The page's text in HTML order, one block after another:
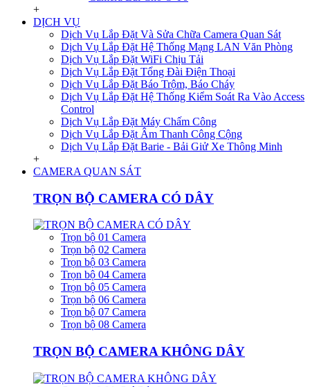
+
DỊCH VỤ
Dịch Vụ Lắp Đặt Và Sửa Chữa Camera Quan Sát
Dịch Vụ Lắp Đặt Hệ Thống Mạng LAN Văn Phòng
Dịch Vụ Lắp Đặt WiFi Chịu Tải
Dịch Vụ Lắp Đặt Tổng Đài Điện Thoại
Dịch Vụ Lắp Đặt Báo Trộm, Báo Cháy
Dịch Vụ Lắp Đặt Hệ Thống Kiểm Soát Ra Vào Access
Control
Dịch Vụ Lắp Đặt Máy Chấm Công
Dịch Vụ Lắp Đặt Âm Thanh Công Cộng
Dịch Vụ Lắp Đặt Barie - Bải Giử Xe Thông Minh
+
CAMERA QUAN SÁT
TRỌN BỘ CAMERA CÓ DÂY
Trọn bộ 01 Camera
Trọn bộ 02 Camera
Trọn bộ 03 Camera
Trọn bộ 04 Camera
Trọn bộ 05 Camera
Trọn bộ 06 Camera
Trọn bộ 07 Camera
Trọn bộ 08 Camera
TRỌN BỘ CAMERA KHÔNG DÂY